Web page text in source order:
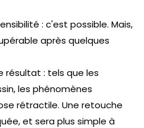
: c'est possible. Mais,
après quelques
résultat : tels que les
les phénomènes
rétractile. Une retouche
et sera plus simple à